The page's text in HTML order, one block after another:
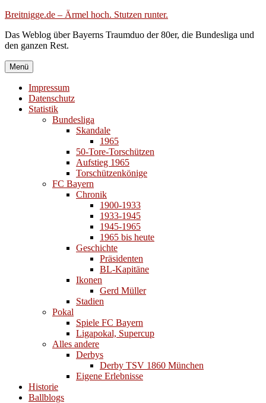
Zum
springen
Breitnigge.de – Ärmel hoch. Stutzen runter.
Das Weblog über Bayerns Traumduo der 80er, die Bundesliga und
den ganzen Rest.
Menü
Impressum
Datenschutz
Statistik
Bundesliga
Skandale
1965
50-Tore-Torschützen
Aufstieg 1965
Torschützenkönige
FC Bayern
Chronik
1900-1933
1933-1945
1945-1965
1965 bis heute
Geschichte
Präsidenten
BL-Kapitäne
Ikonen
Gerd Müller
Stadien
Pokal
Spiele FC Bayern
Ligapokal, Supercup
Alles andere
Derbys
Derby TSV 1860 München
Eigene Erlebnisse
Historie
Ballblogs